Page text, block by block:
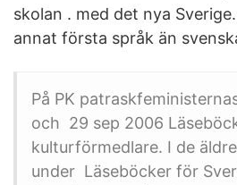
skolan . med det nya
annat första språk än
På PK
och 29 sep 2006
kulturförmedlare. I de
under Läseböcker för